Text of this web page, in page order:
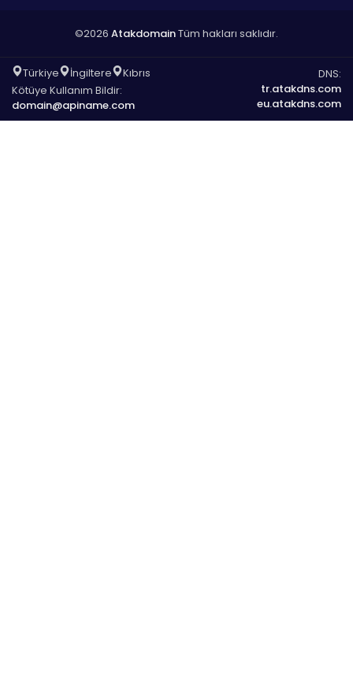
©2026 AtakdomainTüm hakları saklıdır.
Türkiye İngiltere
Kıbrıs
Kötüye Kullanım Bildir:
domain@apiname.com
DNS:
tr.atakdns.com
eu.atakdns.com